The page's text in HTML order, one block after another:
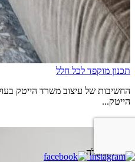
תכנון מוקפד לכל חלל
החשיבות של עיצוב משרד הייטק
הייטק...
קרא עוד
חזרה למעלה